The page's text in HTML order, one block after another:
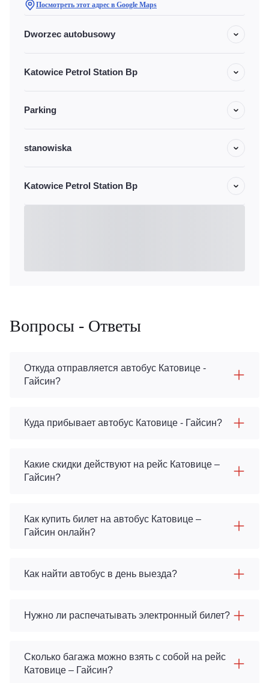
Посмотреть этот адрес в Google Maps
Dworzec autobusowy
Katowice Petrol Station Bp
Parking
stanowiska
Katowice Petrol Station Bp
Вопросы - Ответы
Откуда отправляется автобус Катовице -
Гайсин?
Куда прибывает автобус Катовице - Гайсин?
Какие скидки действуют на рейс Катовице –
Гайсин?
Как купить билет на автобус Катовице –
Гайсин онлайн?
Как найти автобус в день выезда?
Нужно ли распечатывать электронный билет?
Сколько багажа можно взять с собой на рейс
Катовице – Гайсин?